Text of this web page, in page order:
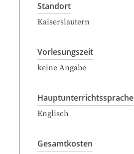
Standort
Kaiserslautern
Vorlesungszeit
keine Angabe
Hauptunterrichtssprache
Englisch
Gesamtkosten